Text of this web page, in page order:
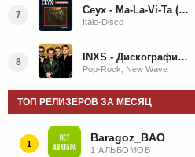
7 Ceyx - Ma-La-Vi-Ta (12'' Maxi-Single)
Italo-Disco
8 INXS - Дискография (1981-2004)
Pop-Rock, New Wave
ТОП РЕЛИЗЕРОВ ЗА МЕСЯЦ
1 Baragoz_BAO
1 АЛЬБОМОВ